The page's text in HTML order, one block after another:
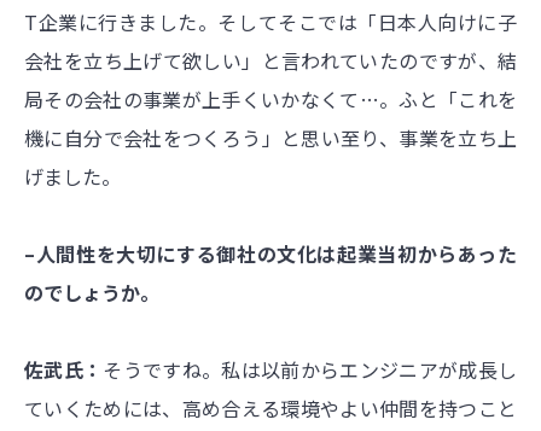
T企業に行きました。そしてそこでは「日本人向けに子
会社を立ち上げて欲しい」と言われていたのですが、結
局その会社の事業が上手くいかなくて…。ふと「これを
機に自分で会社をつくろう」と思い至り、事業を立ち上
げました。
–人間性を大切にする御社の文化は起業当初からあった
のでしょうか。
佐武氏： そうですね。私は以前からエンジニアが成長し
ていくためには、高め合える環境やよい仲間を持つこと